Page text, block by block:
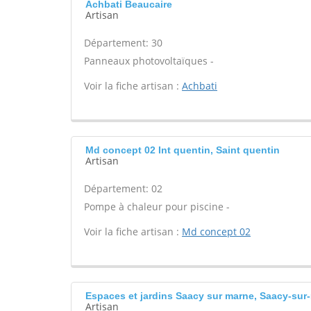
Achbati Beaucaire
Artisan
Département: 30
Panneaux photovoltaïques -
Voir la fiche artisan : Achbati
Md concept 02 Int quentin, Saint quentin
Artisan
Département: 02
Pompe à chaleur pour piscine -
Voir la fiche artisan : Md concept 02
Espaces et jardins Saacy sur marne, Saacy-
Artisan